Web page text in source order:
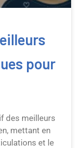
pour
des meilleurs
mettant en
et le